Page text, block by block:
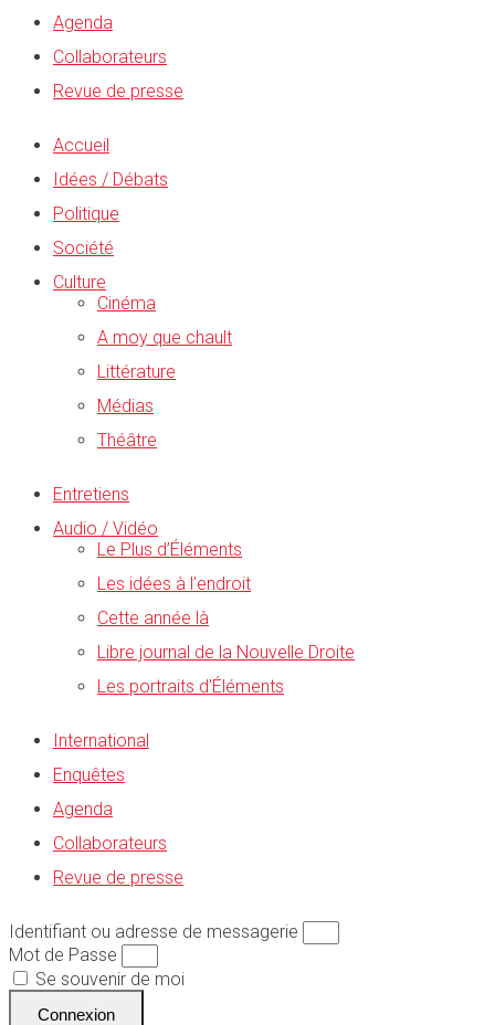
Agenda
Collaborateurs
Revue de presse
Accueil
Idées / Débats
Politique
Société
Culture
Cinéma
A moy que chault
Littérature
Médias
Théâtre
Entretiens
Audio / Vidéo
Le Plus d’Éléments
Les idées à l’endroit
Cette année là
Libre journal de la Nouvelle Droite
Les portraits d’Éléments
International
Enquêtes
Agenda
Collaborateurs
Revue de presse
Identifiant ou adresse de messagerie
Mot de Passe
Se souvenir de moi
Connexion